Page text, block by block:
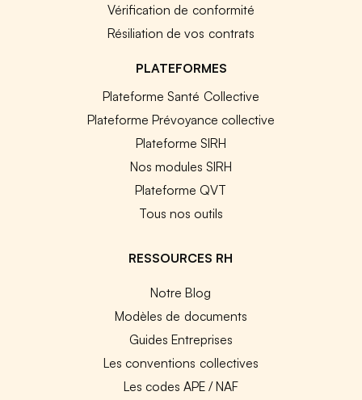
Vérification de conformité
Résiliation de vos contrats
PLATEFORMES
Plateforme Santé Collective
Plateforme Prévoyance collective
Plateforme SIRH
Nos modules SIRH
Plateforme QVT
Tous nos outils
RESSOURCES RH
Notre Blog
Modèles de documents
Guides Entreprises
Les conventions collectives
Les codes APE / NAF